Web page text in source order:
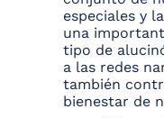
especiales y
una
tipo de
a las redes
también
bienestar de